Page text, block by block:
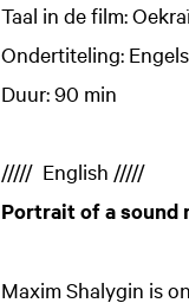
Taal in de film:
Ondertiteling: Engels
Duur: 90 min
///// English /////
Portrait of a sound
Maxim Shalygin is